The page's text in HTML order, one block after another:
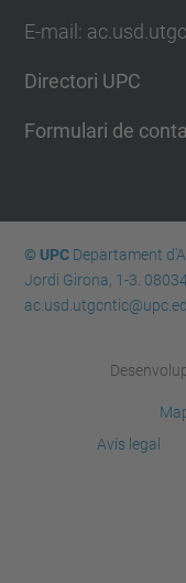
E-mail:
Directori UPC
Formulari de
© UPCDepartament
Jordi Girona, 1-3.
Avís legal